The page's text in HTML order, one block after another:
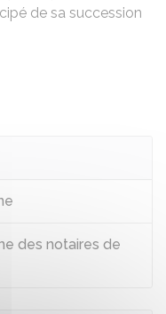
de sa succession
des notaires de